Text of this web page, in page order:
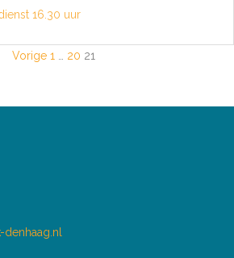
16.30 uur
Vorige 1 20 21